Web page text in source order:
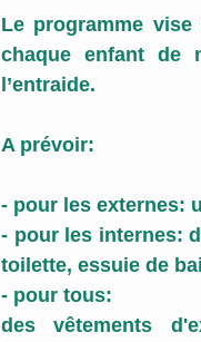
Le programme
chaque enfant de
l’entraide.
A prévoir:
- pour les externes:
- pour les internes:
toilette, essuie de
- pour tous:
des vêtements